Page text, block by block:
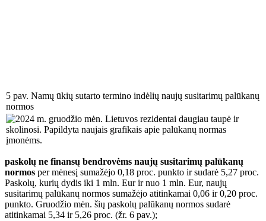
5 pav. Namų ūkių sutarto termino indėlių naujų susitarimų palūkanų
normos
paskolų ne finansų bendrovėms naujų susitarimų palūkanų
normos per mėnesį sumažėjo 0,18 proc. punkto ir sudarė 5,27 proc.
Paskolų, kurių dydis iki 1 mln. Eur ir nuo 1 mln. Eur, naujų
susitarimų palūkanų normos sumažėjo atitinkamai 0,06 ir 0,20 proc.
punkto. Gruodžio mėn. šių paskolų palūkanų normos sudarė
atitinkamai 5,34 ir 5,26 proc. (žr. 6 pav.);